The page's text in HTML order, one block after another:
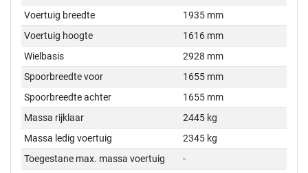
Voertuig breedte
1935 mm
Voertuig hoogte
1616 mm
Wielbasis
2928 mm
Spoorbreedte voor
1655 mm
Spoorbreedte achter
1655 mm
Massa rijklaar
2445 kg
Massa ledig voertuig
2345 kg
Toegestane max. massa voertuig
-